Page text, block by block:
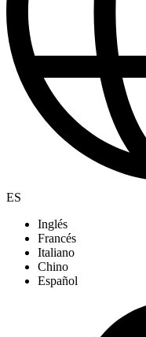
ES
Inglés
Francés
Italiano
Chino
Español